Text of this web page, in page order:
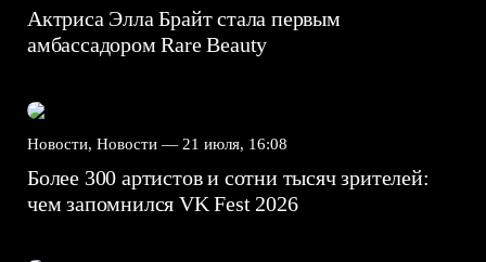
Актриса Элла Брайт стала первым
амбассадором Rare Beauty
Новости, Новости — 21 июля, 16:08
Более 300 артистов и сотни тысяч зрителей:
чем запомнился VK Fest 2026